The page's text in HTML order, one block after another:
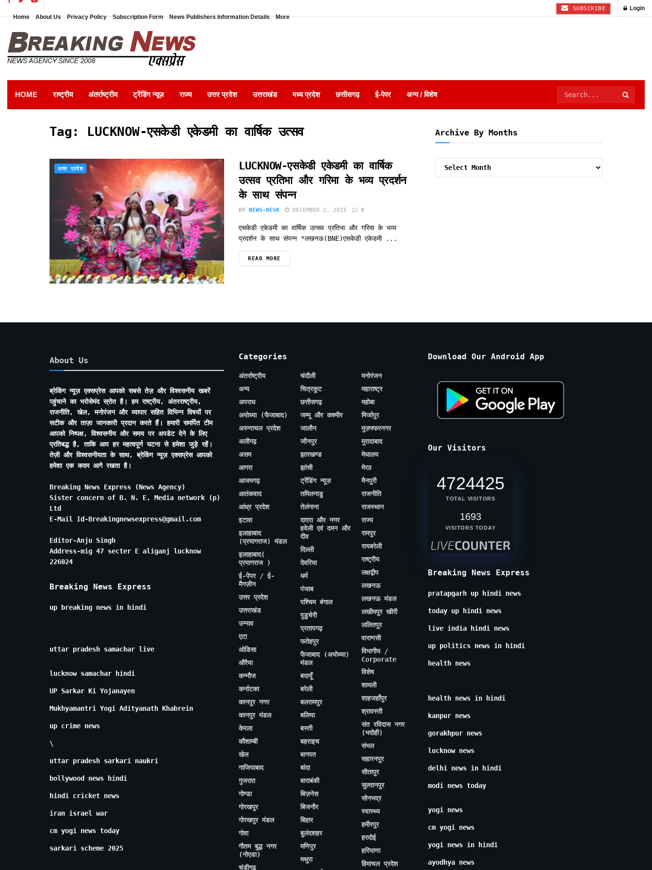
Home About Us Privacy Policy Subscription Form News Publishers Information Details More
SUBSCRIBE Login
HOME राष्ट्रीय अंतर्राष्ट्रीय ट्रेंडिंग न्यूज़ राज्य उत्तर प्रदेश उत्तराखंड मध्य प्रदेश छत्तीसगढ़ ई-पेपर अन्य / विशेष
Tag: LUCKNOW-एसकेडी एकेडमी का वार्षिक उत्सव
उत्तर प्रदेश
LUCKNOW-एसकेडी एकेडमी का वार्षिक
उत्सव प्रतिभा और गरिमा के भव्य प्रदर्शन
के साथ संपन्न
BY NEWS-DESK DECEMBER 2, 2025 0
एसकेडी एकेडमी का वार्षिक उत्सव प्रतिभा और गरिमा के भव्य
प्रदर्शन के साथ संपन्न *लखनऊ(BNE)एसकेडी एकेडमी ...
READ MORE
Archive By Months
About Us
ब्रेकिंग न्यूज़ एक्सप्रेस आपको सबसे तेज़ और विश्वसनीय खबरें
पहुंचाने का भरोसेमंद स्रोत है। हम राष्ट्रीय, अंतरराष्ट्रीय,
राजनीति, खेल, मनोरंजन और व्यापार सहित विभिन्न विषयों पर
सटीक और ताज़ा जानकारी प्रदान करते हैं। हमारी समर्पित टीम
आपको निष्पक्ष, विश्वसनीय और समय पर अपडेट देने के लिए
प्रतिबद्ध है, ताकि आप हर महत्वपूर्ण घटना से हमेशा जुड़े रहें।
तेज़ी और विश्वसनीयता के साथ, ब्रेकिंग न्यूज़ एक्सप्रेस आपको
हमेशा एक कदम आगे रखता है।
Breaking News Express (News Agency)
Sister concern of B. N. E. Media network (p)
Ltd
E-Mail Id-Breakingnewsexpress@gmail.com
Editor-Anju Singh
Address-mig 47 secter E aliganj lucknow
226024
Breaking News Express
up breaking news in hindi
uttar pradesh samachar live
lucknow samachar hindi
UP Sarkar Ki Yojanayen
Mukhyamantri Yogi Adityanath Khabrein
up crime news
\
uttar pradesh sarkari naukri
bollywood news hindi
hindi cricket news
iran israel war
cm yogi news today
sarkari scheme 2025
Categories
अंतर्राष्ट्रीय
अन्य
अपराध
अयोध्या (फैजाबाद)
अरुणाचल प्रदेश
अलीगढ़
असम
आगरा
आजमगढ़
आतंकवाद
आंध्र प्रदेश
इटावा
इलाहाबाद
(प्रयागराज) मंडल
इलाहाबाद(
प्रयागराज )
ई-पेपर / ई-
मैगज़ीन
उत्तर प्रदेश
उत्तराखंड
उन्नाव
एटा
ओडिसा
औरैया
कन्नौज
कर्नाटका
कानपुर नगर
कानपुर मंडल
केरला
कौशाम्बी
खेल
गाजियाबाद
गुजरात
गोण्डा
गोरखपुर
गोरखपुर मंडल
गोवा
गौतम बुद्ध नगर
(नोएडा)
चंडीगढ़
चंदौली
चित्रकूट
छत्तीसगढ़
जम्मू और कश्मीर
जालौन
जौनपुर
झारखण्ड
झांसी
ट्रेंडिंग न्यूज़
तमिलनाडु
तेलंगाना
दादरा और नगर
हवेली एवं दमन और
दीव
दिल्ली
देवरिया
धर्म
पंजाब
पश्चिम बंगाल
पुडुचेरी
प्रतापगढ़
फतेहपुर
फैजाबाद (अयोध्या)
मंडल
बदायूँ
बरेली
बलरामपुर
बलिया
बस्ती
बहराइच
बागपत
बांदा
बाराबंकी
बिज़नेस
बिजनौर
बिहार
बुलंदशहर
मणिपुर
मथुरा
मनोरंजन
महाराष्ट्र
महोबा
मिर्जापुर
मुज़फ्फरनगर
मुरादाबाद
मेघालय
मेरठ
मैनपुरी
राजनीति
राजस्थान
राज्य
रामपुर
रायबरेली
राष्ट्रीय
लक्षद्वीप
लखनऊ
लखनऊ मंडल
लखीमपुर खीरी
ललितपुर
वाराणसी
विभागीय /
Corporate
विशेष
शामली
शाहजहाँपुर
श्रावस्ती
संत रविदास नगर
(भदोही)
संभल
सहारनपुर
सीतापुर
सुल्तानपुर
सोनभद्र
स्वास्थ्य
हमीरपुर
हरदोई
हरियाणा
हिमाचल प्रदेश
Download Our Android App
Our Visitors
4724425
TOTAL VISITORS
1693
VISITORS TODAY
Breaking News Express
pratapgarh up hindi news
today up hindi news
live india hindi news
up politics news in hindi
health news
health news in hindi
kanpur news
gorakhpur news
lucknow news
delhi news in hindi
modi news today
yogi news
cm yogi news
yogi news in hindi
ayodhya news